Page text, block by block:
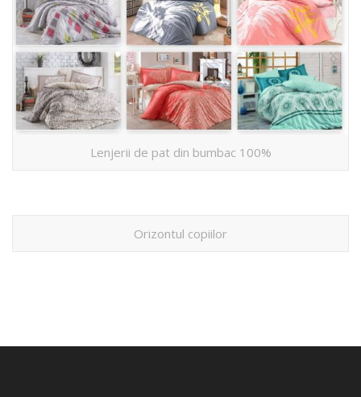
Lenjerii de pat din bumbac 100%
Orizontul copiilor